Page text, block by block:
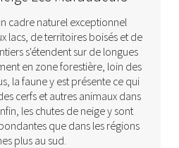
cadre naturel exceptionnel
lacs, de territoires boisés et de
s'étendent sur de longues
en zone forestière, loin des
la faune y est présente ce qui
cerfs et autres animaux dans
les chutes de neige y sont
que dans les régions
plus au sud.